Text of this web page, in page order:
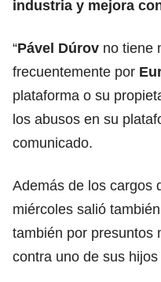
industria y mejora
“Pável Dúrov no tiene
frecuentemente por
plataforma o su
los abusos en su
comunicado.
Además de los cargos
miércoles salió
también por presuntos
contra uno de sus hijos